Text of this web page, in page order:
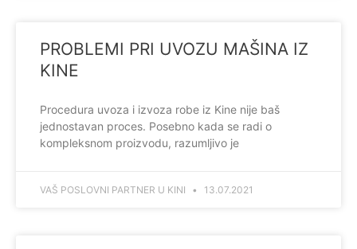
PROBLEMI PRI UVOZU MAŠINA IZ
KINE
Procedura uvoza i izvoza robe iz Kine nije baš
jednostavan proces. Posebno kada se radi o
kompleksnom proizvodu, razumljivo je
VAŠ POSLOVNI PARTNER U KINI 13.07.2021